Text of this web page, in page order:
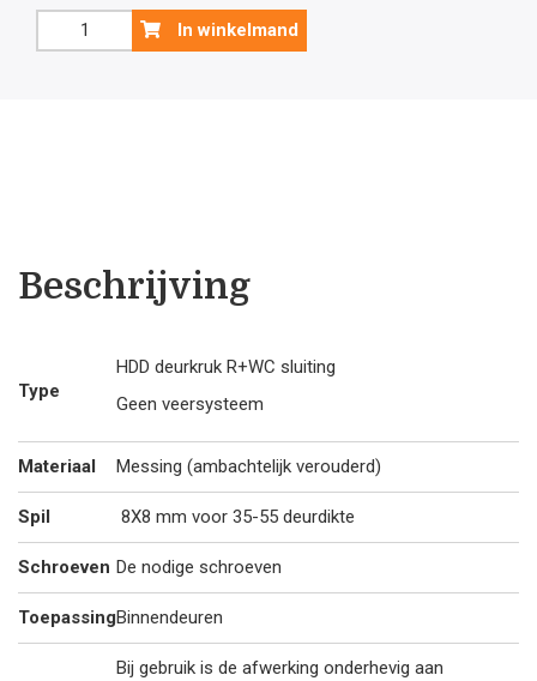
Brass
In winkelmand
Beschrijving
Type
HDD deurkruk R+WC sluiting
Geen veersysteem
Materiaal Messing (ambachtelijk verouderd)
Spil 8X8 mm voor 35-55 deurdikte
Schroeven De nodige schroeven
ToepassingBinnendeuren
Bij gebruik is de afwerking onderhevig aan